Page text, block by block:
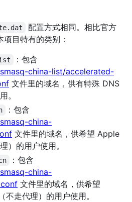
配置方式相同。相比官方
项目特有的类别：
：包含
china-list/accelerated-
文件里的域名，供有特殊 DNS
。
：包含
china-
文件里的域名，供希望 Apple
）的用户使用。
：包含
china-
文件里的域名，供希望
走代理）的用户使用。